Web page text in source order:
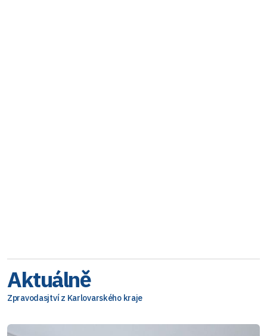
Aktuálně
Zpravodasjtví z Karlovarského kraje